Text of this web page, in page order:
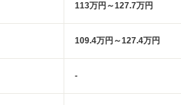
113万円～127.7万円
109.4万円～127.4万円
-